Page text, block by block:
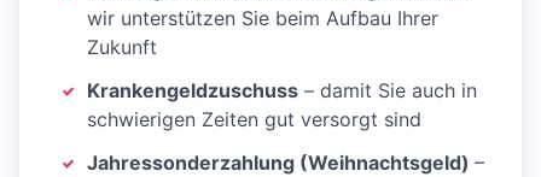
wir unterstützen Sie beim Aufbau Ihrer
Zukunft
Krankengeldzuschuss – damit Sie auch in
schwierigen Zeiten gut versorgt sind
Jahressonderzahlung (Weihnachtsgeld) –